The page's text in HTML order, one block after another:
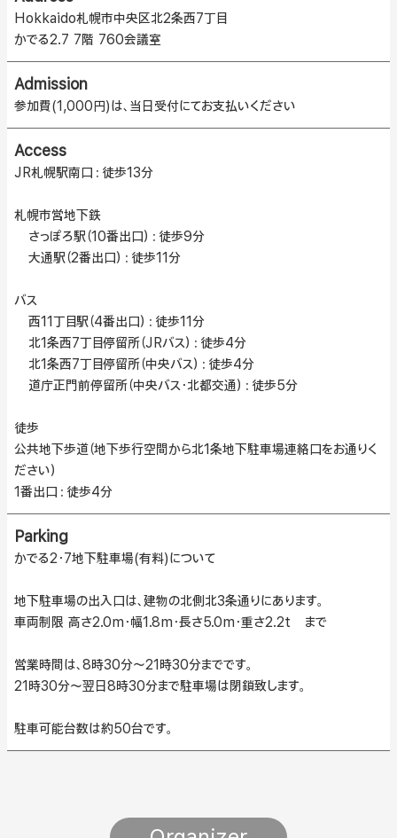
Hokkaido札幌市中央区北2条西7丁目
かでる2.7 7階 760会議室
Admission
参加費(1,000円)は、当日受付にてお支払いください
Access
JR札幌駅南口：徒歩13分
札幌市営地下鉄
さっぽろ駅（10番出口）：徒歩9分
大通駅（2番出口）：徒歩11分
バス
西11丁目駅（4番出口）：徒歩11分
北1条西7丁目停留所（JRバス）：徒歩4分
北1条西7丁目停留所（中央バス）：徒歩4分
道庁正門前停留所（中央バス・北都交通）：徒歩5分
徒歩
公共地下歩道（地下歩行空間から北1条地下駐車場連絡口をお通りく
ださい）
1番出口：徒歩4分
Parking
かでる2・7地下駐車場(有料)について
地下駐車場の出入口は、建物の北側北3条通りにあります。
車両制限 高さ2.0m・幅1.8m・長さ5.0m・重さ2.2t まで
営業時間は、8時30分〜21時30分までです。
21時30分〜翌日8時30分まで駐車場は閉鎖致します。
駐車可能台数は約50台です。